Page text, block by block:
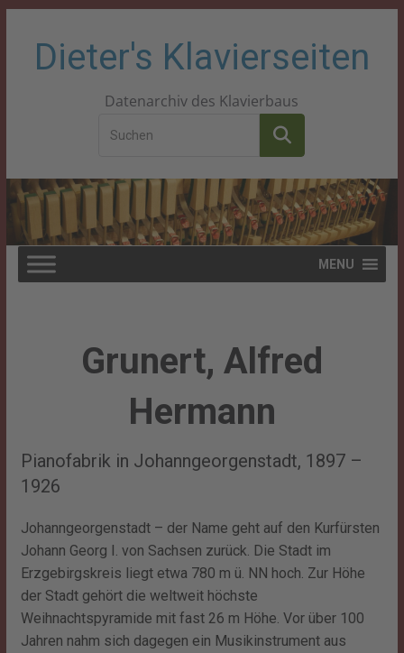
Dieter's Klavierseiten
Datenarchiv des Klavierbaus
MENU
Grunert, Alfred
Hermann
Pianofabrik in Johanngeorgenstadt, 1897 –
1926
Johanngeorgenstadt – der Name geht auf den Kurfürsten
Johann Georg I. von Sachsen zurück. Die Stadt im
Erzgebirgskreis liegt etwa 780 m ü. NN hoch. Zur Höhe
der Stadt gehört die weltweit höchste
Weihnachtspyramide mit fast 26 m Höhe. Vor über 100
Jahren nahm sich dagegen ein Musikinstrument aus